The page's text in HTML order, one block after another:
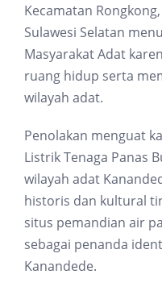
Kecamatan
Sulawesi Selatan
Masyarakat Adat
ruang hidup serta
wilayah adat.
Penolakan menguat
Listrik Tenaga Panas
wilayah adat
historis dan kultural
situs pemandian air
sebagai penanda
Kanandede.